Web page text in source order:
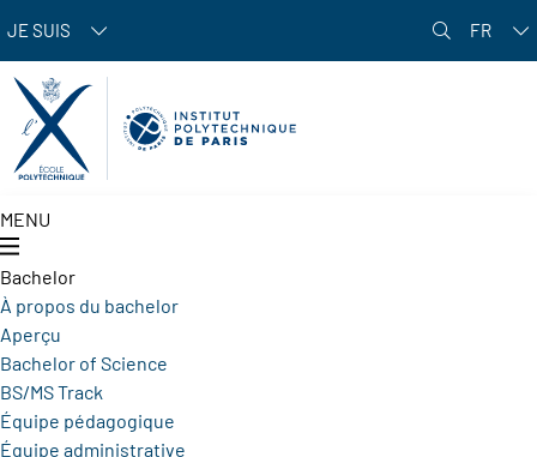
JE SUIS FR
MENU
Bachelor
À propos du bachelor
Aperçu
Bachelor of Science
BS/MS Track
Équipe pédagogique
Équipe administrative